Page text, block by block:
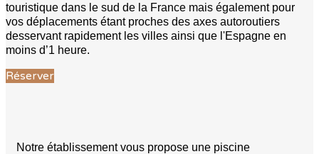
touristique dans le sud de la France mais également pour
vos déplacements étant proches des axes autoroutiers
desservant rapidement les villes ainsi que l'Espagne en
moins d’1 heure.
Réserver
Notre établissement vous propose une piscine